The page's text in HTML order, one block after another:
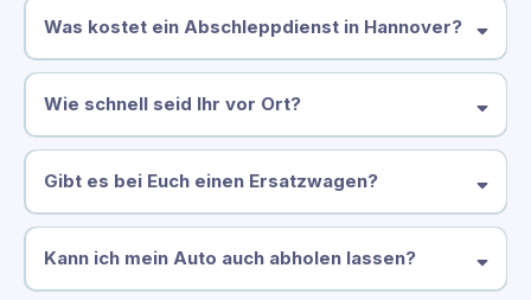
Was kostet ein Abschleppdienst in Hannover?
Wie schnell seid Ihr vor Ort?
Gibt es bei Euch einen Ersatzwagen?
Kann ich mein Auto auch abholen lassen?